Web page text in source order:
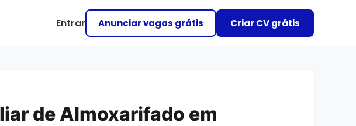
Entrar Anunciar vagas grátis Criar CV grátis
de Almoxarifado em